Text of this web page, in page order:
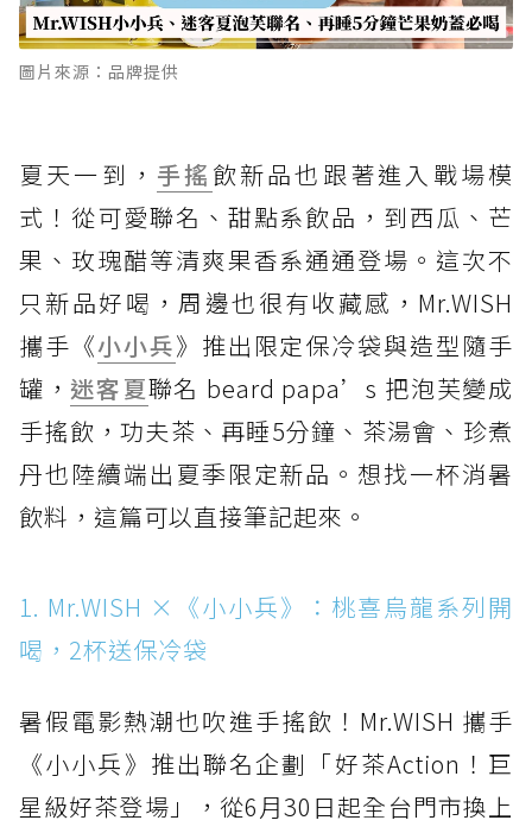
圖片來源：品牌提供
夏天一到， 手搖 飲新品也跟著進入戰場模
式！從可愛聯名、甜點系飲品，到西瓜、芒
果、玫瑰醋等清爽果香系通通登場。這次不
只新品好喝，周邊也很有收藏感，Mr.WISH
攜手《小小兵》推出限定保冷袋與造型隨手
罐， 迷客夏聯名 beard papa’s 把泡芙變成
手搖飲，功夫茶、再睡5分鐘、茶湯會、珍煮
丹也陸續端出夏季限定新品。想找一杯消暑
飲料，這篇可以直接筆記起來。
1. Mr.WISH ×《小小兵》：桃喜烏龍系列開
喝，2杯送保冷袋
暑假電影熱潮也吹進手搖飲！Mr.WISH 攜手
《小小兵》推出聯名企劃「好茶Action！巨
星級好茶登場」，從6月30日起全台門市換上